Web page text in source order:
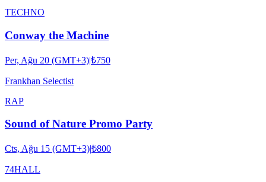
TECHNO
Conway the Machine
Per, Ağu 20 (GMT+3)|₺750
Frankhan Selectist
RAP
Sound of Nature Promo Party
Cts, Ağu 15 (GMT+3)|₺800
74HALL